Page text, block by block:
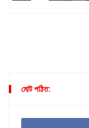
মোট পঠিত: